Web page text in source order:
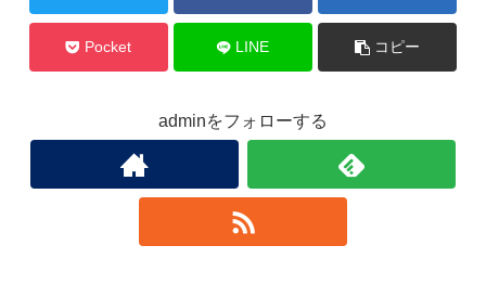
Pocket LINE コピー
adminをフォローする